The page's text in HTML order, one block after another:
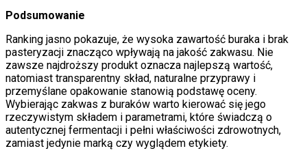
Podsumowanie
Ranking jasno pokazuje, że wysoka zawartość buraka i brak
pasteryzacji znacząco wpływają na jakość zakwasu. Nie
zawsze najdroższy produkt oznacza najlepszą wartość,
natomiast transparentny skład, naturalne przyprawy i
przemyślane opakowanie stanowią podstawę oceny.
Wybierając zakwas z buraków warto kierować się jego
rzeczywistym składem i parametrami, które świadczą o
autentycznej fermentacji i pełni właściwości zdrowotnych,
zamiast jedynie marką czy wyglądem etykiety.